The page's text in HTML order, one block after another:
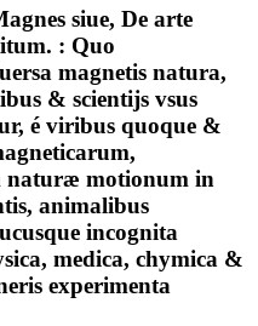
siue, De arte
: Quo
magnetis natura,
& scientijs vsus
é viribus quoque &
naturæ motionum in
animalibus
incognita
medica, chymica &
experimenta